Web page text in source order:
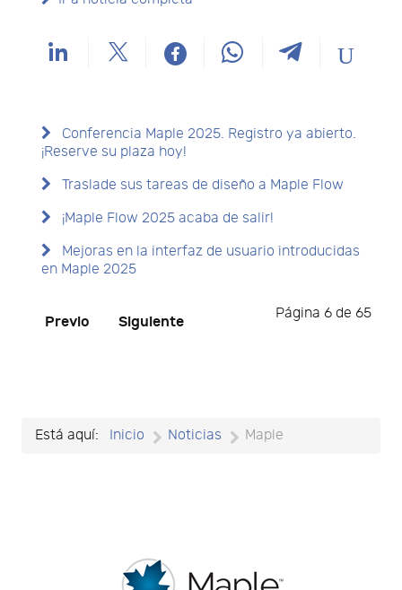
Conferencia Maple 2025. Registro ya abierto.
¡Reserve su plaza hoy!
Traslade sus tareas de diseño a Maple Flow
¡Maple Flow 2025 acaba de salir!
Mejoras en la interfaz de usuario introducidas
en Maple 2025
Página 6 de 65
Previo Siguiente
Está aquí: Inicio Noticias Maple